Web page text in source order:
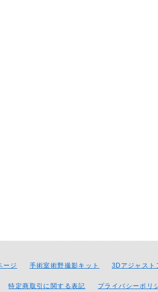
ージ 手術室術野撮影キット 3Dアジャスト
特定商取引に関する表記 プライバシーポリ